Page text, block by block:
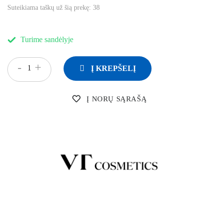
Suteikiama taškų už šią prekę: 38
Turime sandėlyje
+
- Į KREPŠELĮ
Į NORŲ SĄRAŠĄ